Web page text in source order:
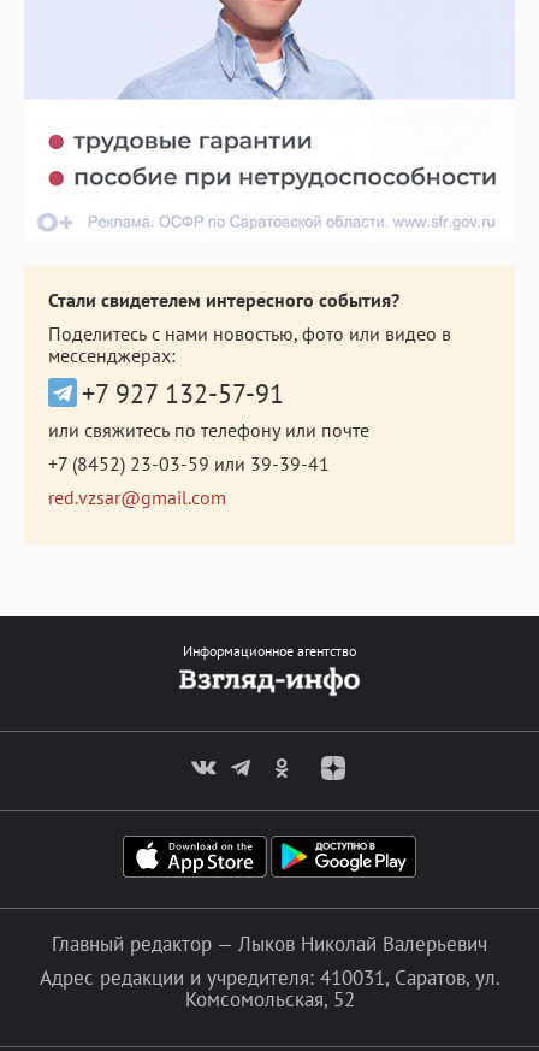
Стали свидетелем интересного события?
Поделитесь с нами новостью, фото или видео в
мессенджерах:
+7 927 132-57-91
или свяжитесь по телефону или почте
+7 (8452) 23-03-59 или 39-39-41
red.vzsar@gmail.com
Информационное агентство
Главный редактор — Лыков Николай Валерьевич
Адрес редакции и учредителя: 410031, Саратов, ул.
Комсомольская, 52